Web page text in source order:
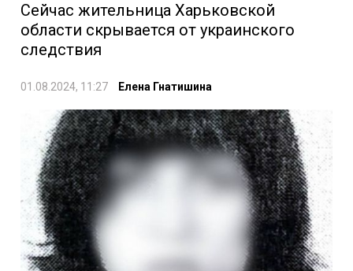
Сейчас жительница Харьковской
области скрывается от украинского
следствия
01.08.2024, 11:27 Елена Гнатишина